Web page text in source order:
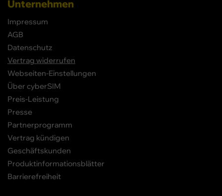
Unternehmen
Impressum
AGB
Datenschutz
Vertrag widerrufen
Webseiten-Einstellungen
Über cyberSIM
Preis-Leistung
Presse
Partnerprogramm
Vertrag kündigen
Geschäftskunden
Produktinformationsblätter
Barrierefreiheit